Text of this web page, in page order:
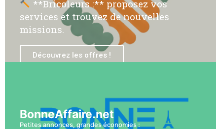
**Bricoleurs :** proposez vos
services et trouvez de nouvelles
missions.
Découvrez les offres !
BonneAffaire.net
Petites annonces, grandes économies :